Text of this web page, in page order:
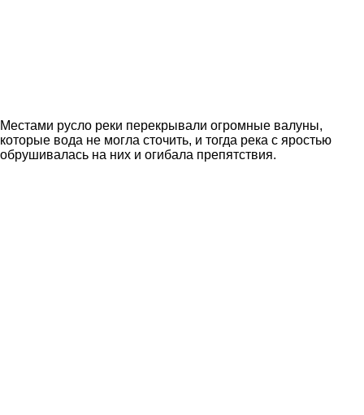
Местами русло реки перекрывали огромные валуны,
которые вода не могла сточить, и тогда река с яростью
обрушивалась на них и огибала препятствия.